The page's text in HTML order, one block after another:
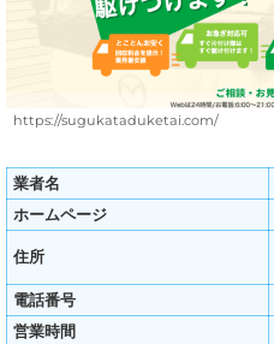
https://sugukataduketai.com/
業者名
ホームページ
住所
電話番号
営業時間